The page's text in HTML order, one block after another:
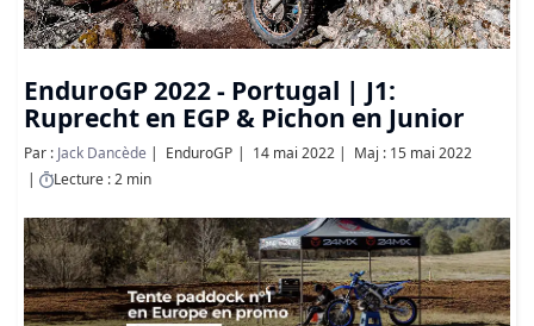
EnduroGP 2022 - Portugal | J1:
Ruprecht en EGP & Pichon en Junior
Par : Jack Dancède EnduroGP 14 mai 2022
Maj : 15 mai 2022
Lecture : 2 min